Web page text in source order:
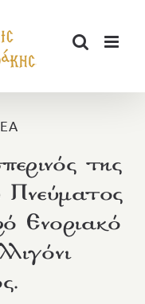
της
Πνεύματος
Ενοριακό